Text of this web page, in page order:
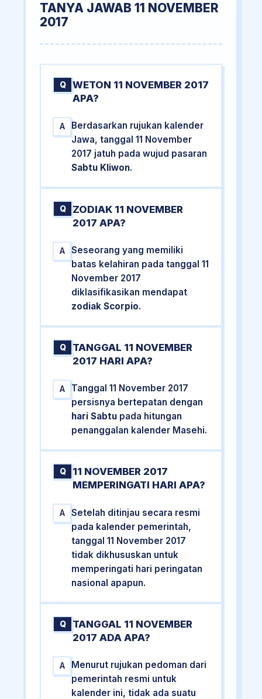
TANYA JAWAB 11 NOVEMBER
2017
Q
WETON 11 NOVEMBER 2017
APA?
A
Berdasarkan rujukan kalender
Jawa, tanggal 11 November
2017 jatuh pada wujud pasaran
Sabtu Kliwon.
Q
ZODIAK 11 NOVEMBER
2017 APA?
A
Seseorang yang memiliki
batas kelahiran pada tanggal 11
November 2017
diklasifikasikan mendapat
zodiak Scorpio.
Q
TANGGAL 11 NOVEMBER
2017 HARI APA?
A
Tanggal 11 November 2017
persisnya bertepatan dengan
hari Sabtu pada hitungan
penanggalan kalender Masehi.
Q
11 NOVEMBER 2017
MEMPERINGATI HARI APA?
A
Setelah ditinjau secara resmi
pada kalender pemerintah,
tanggal 11 November 2017
tidak dikhususkan untuk
memperingati hari peringatan
nasional apapun.
Q
TANGGAL 11 NOVEMBER
2017 ADA APA?
A
Menurut rujukan pedoman dari
pemerintah resmi untuk
kalender ini, tidak ada suatu